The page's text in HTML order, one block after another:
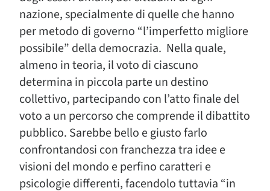
nazione, specialmente di quelle che hanno
per metodo di governo “l’imperfetto migliore
possibile” della democrazia. Nella quale,
almeno in teoria, il voto di ciascuno
determina in piccola parte un destino
collettivo, partecipando con l’atto finale del
voto a un percorso che comprende il dibattito
pubblico. Sarebbe bello e giusto farlo
confrontandosi con franchezza tra idee e
visioni del mondo e perfino caratteri e
psicologie differenti, facendolo tuttavia “in